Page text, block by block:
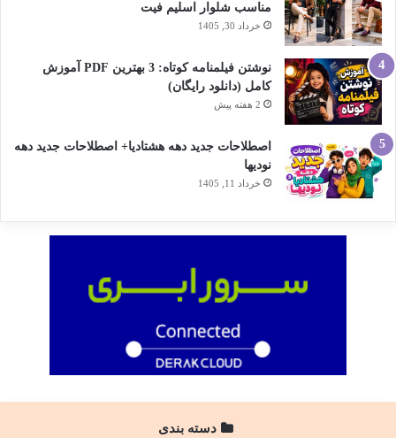
مناسب شلوار اسلیم فیت
خرداد 30, 1405
نوشتن فیلمنامه کوتاه: 3 بهترین PDF آموزش
کامل (دانلود رایگان)
2 هفته پیش
اصطلاحات جدید دهه هشتادیا+ اصطلاحات جدید دهه
نودیها
خرداد 11, 1405
دسته بندی